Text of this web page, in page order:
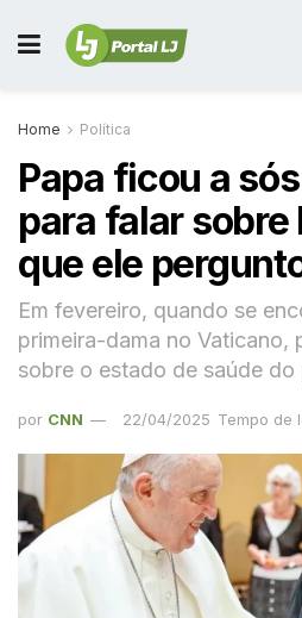
Home Política
Papa ficou a
para falar sobre
que ele
Em fevereiro, quando se
primeira-dama no Vaticano,
sobre o estado de saúde do
por CNN 22/04/2025 Tempo de